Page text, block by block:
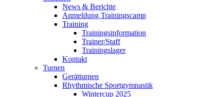
News & Berichte
Anmeldung Trainingscamp
Training
Trainingsinformation
Trainer/Staff
Trainingslager
Kontakt
Turnen
Gerätturnen
Rhythmische Sportgymnastik
Wintercup 2025